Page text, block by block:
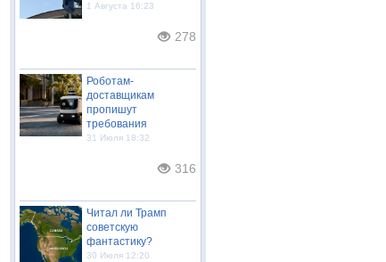
1 Августа 16:23
278
Роботам-
доставщикам
пропишут
требования
31 Июля 18:32
316
Читал ли Трамп
советскую
фантастику?
30 Июля 12:20